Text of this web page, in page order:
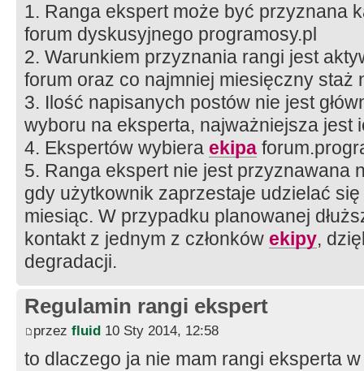
1. Ranga ekspert może być przyznana
forum dyskusyjnego programosy.pl
2. Warunkiem przyznania rangi jest
forum oraz co najmniej miesięczny staż
3. Ilość napisanych postów nie jest
wyboru na eksperta, najważniejsza jest
4. Ekspertów wybiera ekipa
5. Ranga ekspert nie jest przyznawana
gdy użytkownik zaprzestaje udzielać
miesiąc. W przypadku planowanej
kontakt z jednym z członków ekipy,
degradacji.
Regulamin rangi ekspert
przez fluid 10 Sty 2014, 12:58
to dlaczego ja nie mam rangi eksperta